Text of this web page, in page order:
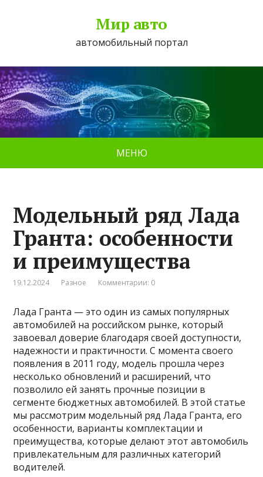
Мир авто
автомобильный портал
МЕНЮ
Модельный ряд Лада
Гранта: особенности
и преимущества
19.12.2024 Разное Комментарии: 0
Лада Гранта — это один из самых популярных
автомобилей на российском рынке, который
завоевал доверие благодаря своей доступности,
надежности и практичности. С момента своего
появления в 2011 году, модель прошла через
несколько обновлений и расширений, что
позволило ей занять прочные позиции в
сегменте бюджетных автомобилей. В этой статье
мы рассмотрим модельный ряд Лада Гранта, его
особенности, варианты комплектации и
преимущества, которые делают этот автомобиль
привлекательным для различных категорий
водителей.